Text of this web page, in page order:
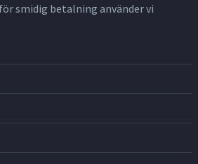
smidig betalning använder vi